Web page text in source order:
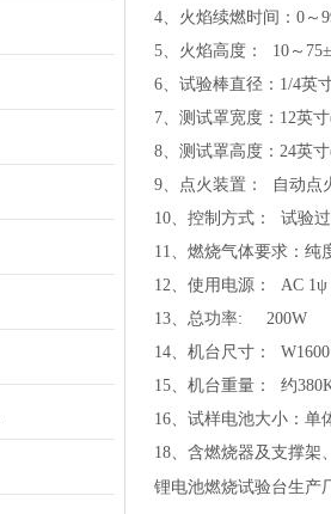
4、火焰续燃时间：0～
5、火焰高度： 10～
6、试验棒直径：1/4英
7、测试罩宽度：12英
8、测试罩高度：24英
9、点火装置： 自动点
10、控制方式： 试验
11、燃烧气体要求：纯
12、使用电源： AC 1ψ
13、总功率: 200W
14、机台尺寸：
15、机台重量： 约
16、试样电池大小：单
18、含燃烧器及支撑架
锂电池燃烧试验台生产